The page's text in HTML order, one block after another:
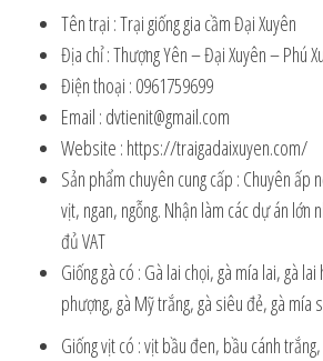
Tên trại : Trại giống gia cầm Đại Xuyên
Địa chỉ : Thượng Yên – Đại Xuyên – Phú
Điện thoại : 0961759699
Email : dvtienit@gmail.com
Website : https://traigadaixuyen.com/
Sản phẩm chuyên cung cấp : Chuyên ấp
vịt, ngan, ngỗng. Nhận làm các dự án lớn
đủ VAT
Giống gà có : Gà lai chọi, gà mía lai, gà
phượng, gà Mỹ trắng, gà siêu đẻ, gà mía
Giống vịt có : vịt bầu đen, bầu cánh